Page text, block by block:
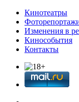
Кинотеатры
Изменения в
Кинособытия
Контакты